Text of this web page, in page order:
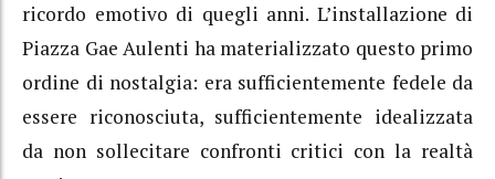
ricordo emotivo di quegli anni. L’installazione di
Piazza Gae Aulenti ha materializzato questo primo
ordine di nostalgia: era sufficientemente fedele da
essere riconosciuta, sufficientemente idealizzata
da non sollecitare confronti critici con la realtà